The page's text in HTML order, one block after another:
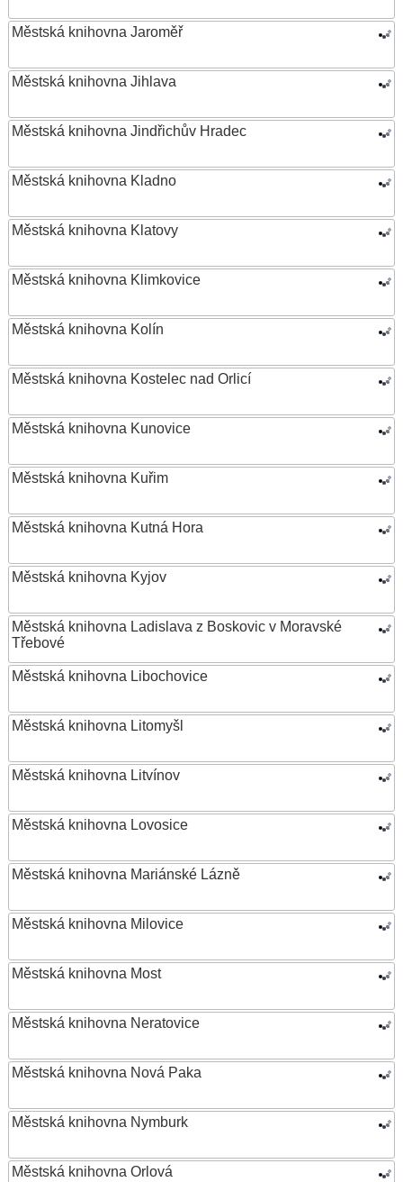
Městská knihovna Jaroměř
Městská knihovna Jihlava
Městská knihovna Jindřichův Hradec
Městská knihovna Kladno
Městská knihovna Klatovy
Městská knihovna Klimkovice
Městská knihovna Kolín
Městská knihovna Kostelec nad Orlicí
Městská knihovna Kunovice
Městská knihovna Kuřim
Městská knihovna Kutná Hora
Městská knihovna Kyjov
Městská knihovna Ladislava z Boskovic v Moravské
Třebové
Městská knihovna Libochovice
Městská knihovna Litomyšl
Městská knihovna Litvínov
Městská knihovna Lovosice
Městská knihovna Mariánské Lázně
Městská knihovna Milovice
Městská knihovna Most
Městská knihovna Neratovice
Městská knihovna Nová Paka
Městská knihovna Nymburk
Městská knihovna Orlová